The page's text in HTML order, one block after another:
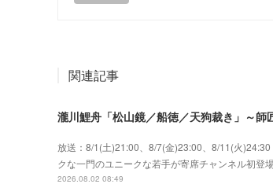
関連記事
瀧川鯉舟「松山鏡／船徳／天狗裁き」～師
放送：8/1(土)21:00、8/7(金)23:00、8/11(火
クな一門のユニークな若手が寄席チャンネル初登
2026.08.02 08:49